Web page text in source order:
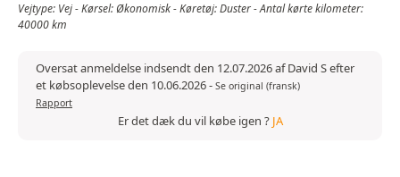
Vejtype: Vej - Kørsel: Økonomisk - Køretøj: Duster - Antal kørte kilometer:
40000 km
Oversat anmeldelse indsendt den 12.07.2026 af David S efter
et købsoplevelse den 10.06.2026- Se original (fransk)
Rapport
Er det dæk du vil købe igen ? JA